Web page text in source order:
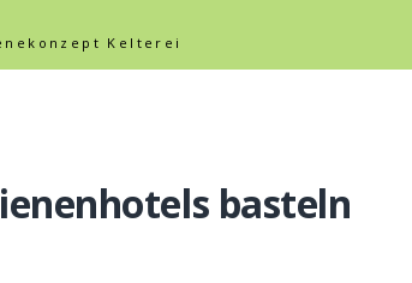
Kelterei
basteln